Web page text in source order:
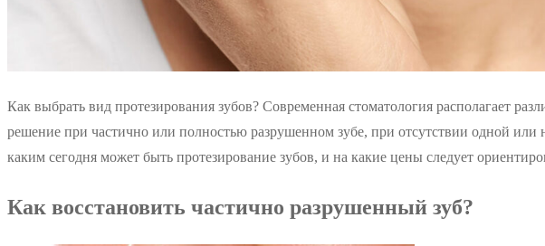
Как выбрать вид протезирования зубов? Современная стоматология располагает
решение при частично или полностью разрушенном зубе, при отсутствии одной
каким сегодня может быть протезирование зубов, и на какие цены следует
Как восстановить частично разрушенный зуб?